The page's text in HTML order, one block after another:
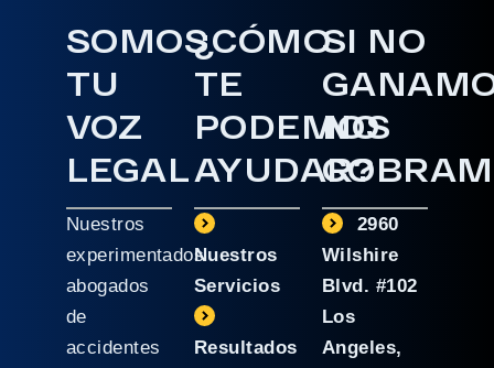
SOMOS
TU
VOZ
LEGAL
Nuestros
experimentados
abogados
de
accidentes
¿CÓMO
TE
PODEMOS
AYUDAR?
Nuestros
Servicios
Resultados
SI NO
NO
2960
Wilshire
Blvd. #102
Los
Angeles,